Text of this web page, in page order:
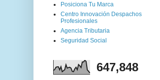
Posiciona Tu Marca
Centro Innovación Despachos
Profesionales
Agencia Tributaria
Seguridad Social
647,848